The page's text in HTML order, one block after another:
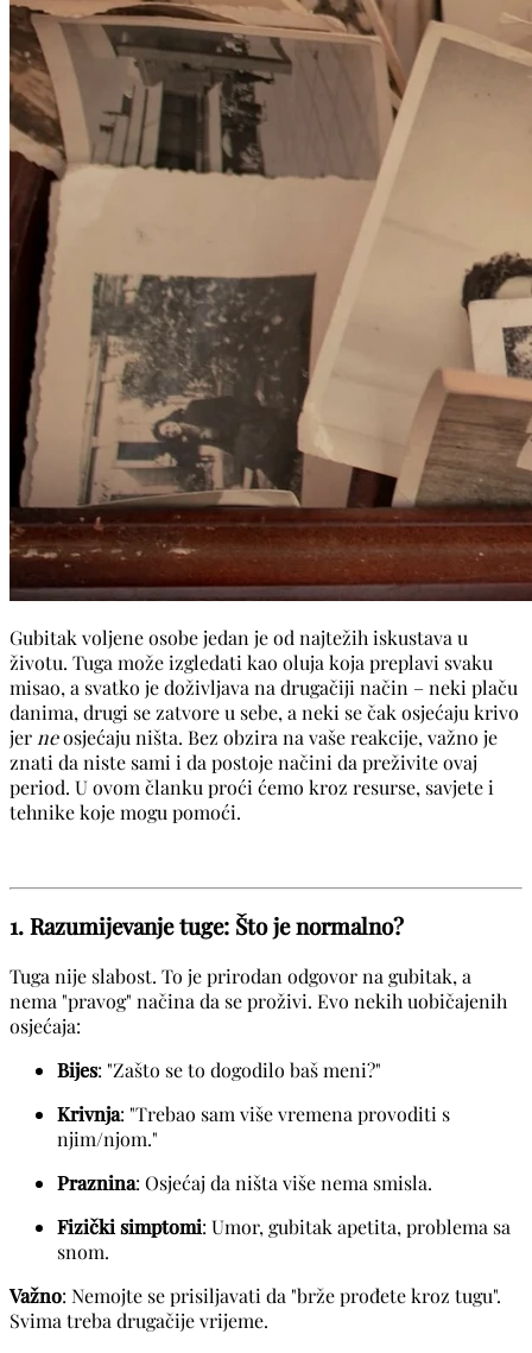
Gubitak voljene osobe jedan je od najtežih iskustava u
životu. Tuga može izgledati kao oluja koja preplavi svaku
misao, a svatko je doživljava na drugačiji način – neki plaču
danima, drugi se zatvore u sebe, a neki se čak osjećaju krivo
jer neosjećaju ništa. Bez obzira na vaše reakcije, važno je
znati da niste sami i da postoje načini da preživite ovaj
period. U ovom članku proći ćemo kroz resurse, savjete i
tehnike koje mogu pomoći.
1. Razumijevanje tuge: Što je normalno?
Tuga nije slabost. To je prirodan odgovor na gubitak, a
nema "pravog" načina da se proživi. Evo nekih uobičajenih
osjećaja:
Bijes: "Zašto se to dogodilo baš meni?"
Krivnja: "Trebao sam više vremena provoditi s
njim/njom."
Praznina: Osjećaj da ništa više nema smisla.
Fizički simptomi: Umor, gubitak apetita, problema sa
snom.
Važno: Nemojte se prisiljavati da "brže prođete kroz tugu".
Svima treba drugačije vrijeme.